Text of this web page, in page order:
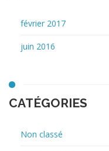
février 2017
juin 2016
CATÉGORIES
Non classé